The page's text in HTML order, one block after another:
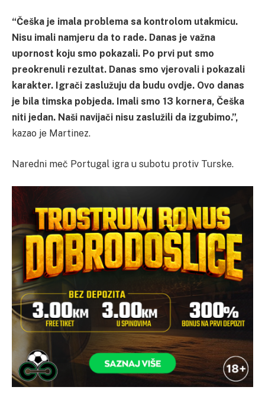
“Češka je imala problema sa kontrolom utakmicu.
Nisu imali namjeru da to rade. Danas je važna
upornost koju smo pokazali. Po prvi put smo
preokrenuli rezultat. Danas smo vjerovali i pokazali
karakter. Igrači zaslužuju da budu ovdje. Ovo danas
je bila timska pobjeda. Imali smo 13 kornera, Češka
niti jedan. Naši navijači nisu zaslužili da izgubimo.”,
kazao je Martinez.
Naredni meč Portugal igra u subotu protiv Turske.